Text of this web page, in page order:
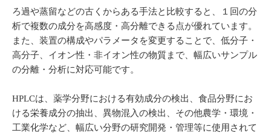
ろ過や蒸留などの古くからある手法と比較すると、１回の分
析で複数の成分を高感度・高分離できる点が優れています。
また、装置の構成やパラメータを変更することで、低分子・
高分子、イオン性・非イオン性の物質まで、幅広いサンプル
の分離・分析に対応可能です。
HPLCは、薬学分野における有効成分の検出、食品分野にお
ける栄養成分の抽出、異物混入の検出、その他農学・環境・
工業化学など、幅広い分野の研究開発・管理等に使用されて